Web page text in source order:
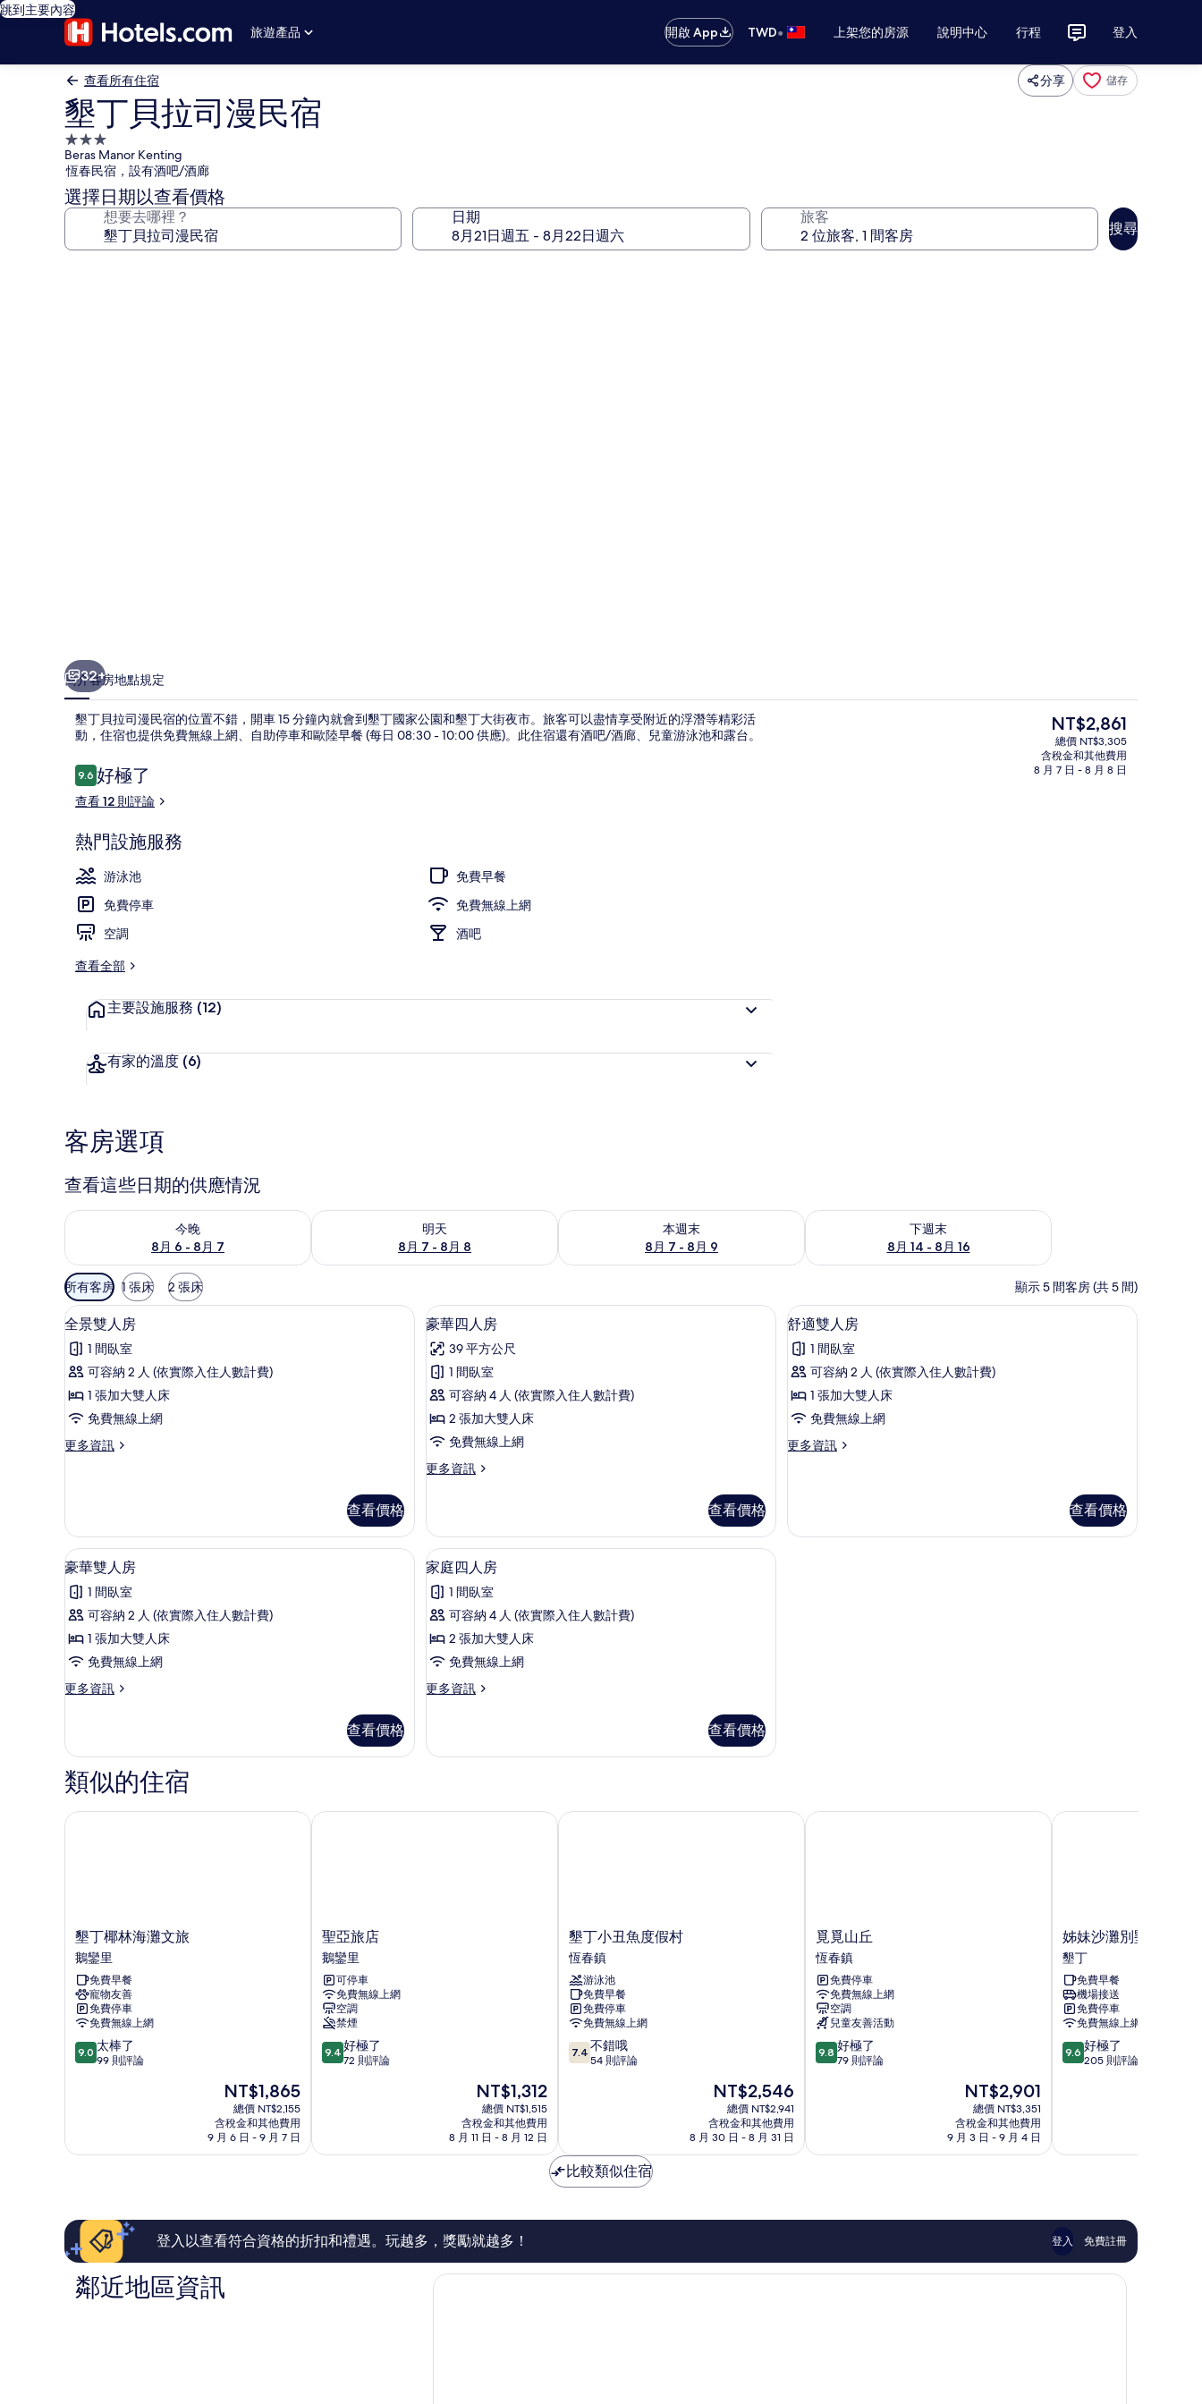
跳到主要內容
旅遊產品
開啟 App TWD• 上架您的房源 說明中心 行程 登入
查看所有住宿 分享 儲存
墾丁貝拉司漫民宿
3.0
星
級
住
宿
Beras Manor Kenting
恆春民宿，設有酒吧/酒廊
選擇日期以查看價格
想要去哪裡？ 日期 旅客
搜尋
高級寢具、羽絨被、客房內保險箱、
32+
簡介客房地點規定
墾丁貝拉司漫民宿的位置不錯，開車 15 分鐘內就會到墾丁國家公園和墾丁大街夜市。旅客可以盡情享受附近的浮潛等精彩活
動，住宿也提供免費無線上網、自助停車和歐陸早餐 (每日 08:30 - 10:00 供應)。此住宿還有酒吧/酒廊、兒童游泳池和露台。
評
論
9.69.6 分，滿分 10 分，
好極了
查看 12 則評論
熱門設施服務
游泳池
免費早餐
免費停車
免費無線上網
空調
酒吧
查看全部
主要設施服務 (12)
有家的溫度 (6)
目
前
的
價
NT$2,861
總價 NT$3,305
含稅金和其他費用
8 月 7 日 - 8 月 8 日
客房選項
查看這些日期的供應情況
今晚
8月 6 - 8月 7
查看今晚 (8月 6 - 8月 7) 的供應情況
明天
8月 7 - 8月 8
查看明天 (8月 7 - 8月 8) 的供應情況
本週末
8月 7 - 8月 9
查看本週末 (8月 7 - 8月 9) 的供應情況
下週末
8月 14 - 8月 16
查看下週末 (8月 14 - 8月 16) 的供應情況
可
用
的
客
房
篩
選
條
件
所有客房 1 張床 2 張床 顯示 5 間客房 (共 5 間)
顯
示
全
景
雙
房
有
相
片
高級寢具、羽絨被、客房內保險箱、書桌
7
全景雙人房
1 間臥室
可容納 2 人 (依實際入住人數計費)
1 張加大雙人床
免費無線上網
更多資訊
更
人
房
的
詳
情
查看價格
顯
示
豪
華
四
人
的
有
相
片
高級寢具、羽絨被、客房內保險箱、書桌
7
豪華四人房
39 平方公尺
1 間臥室
可容納 4 人 (依實際入住人數計費)
2 張加大雙人床
免費無線上網
更多資訊
更
四
人
房
的
詳
情
查看價格
顯
示
舒
適
雙
房
有
舒適雙人房 | 高級寢具、羽絨被、客房內保險
7
舒適雙人房
1 間臥室
可容納 2 人 (依實際入住人數計費)
1 張加大雙人床
免費無線上網
更多資訊
更
人
房
查看價格
顯
示
豪
華
雙
房
所
有
相
片
豪華雙人房 | 高級寢具、羽絨被、客房內保險箱、書桌
8
豪華雙人房
1 間臥室
可容納 2 人 (依實際入住人數計費)
1 張加大雙人床
免費無線上網
更多資訊
更
雙
人
房
的
詳
查看價格
顯
示
家
庭
四
房
所
片
高級寢具、羽絨被、客房內保險箱、書桌
7
家庭四人房
1 間臥室
可容納 4 人 (依實際入住人數計費)
2 張加大雙人床
免費無線上網
更多資訊
更
四
詳
查看價格
類似的住宿
墾
丁
椰
林
海
灘
文
旅
鵝
墾丁椰林海灘文旅
鵝鑾里
免費早餐
寵物友善
免費停車
免費無線上網
9.0
分，
棒
評
9.0 太棒了
99 則評論
現
在
價
格
為
NT$1,865
總價 NT$2,155
含稅金和其他費用
9 月 6 日 - 9 月 7 日
墾丁椰林海灘文旅
聖
亞
旅
店
鵝
鑾
里
聖亞旅店
鵝鑾里
可停車
免費無線上網
空調
禁煙
9.4
分，
極
評
論
9.4 好極了
72 則評論
現
在
價
格
為
NT$1,312
總價 NT$1,515
含稅金和其他費用
8 月 11 日 - 8 月 12 日
聖亞旅店
墾
丁
小
丑
魚
度
假
村
恆
墾丁小丑魚度假村
恆春鎮
游泳池
免費早餐
免費停車
免費無線上網
7.4
分，
錯
哦，
54
評
7.4 不錯哦
54 則評論
現
價
格
為
NT$2,546
總價 NT$2,941
含稅金和其他費用
8 月 30 日 - 8 月 31 日
墾丁小丑魚度假村
覓
覓
山
丘
恆
春
鎮
覓覓山丘
恆春鎮
免費停車
免費無線上網
空調
兒童友善活動
9.8
分，
極
評
9.8 好極了
79 則評論
現
在
價
格
為
NT$2,901
總價 NT$3,351
含稅金和其他費用
9 月 3 日 - 9 月 4 日
覓覓山丘
姊
妹
沙
灘
別
墅
墾
丁
姊妹沙灘別墅
墾丁
免費早餐
機場接送
免費停車
免費無線上網
9.6
分，
極
評
論
9.6 好極了
205 則評論
姊妹沙灘別墅
比較類似住宿
登入以查看符合資格的折扣和禮遇。玩越多，獎勵就越多！ 登入 免費註冊
鄰近地區資訊